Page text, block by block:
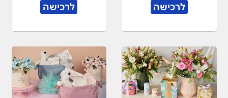
לרכישה לרכישה